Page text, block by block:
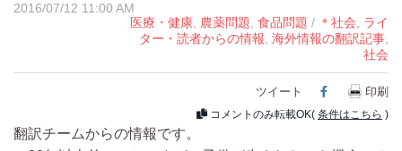
2016/07/12 11:00 AM
医療・健康, 農薬問題, 食品問題 / ＊社会, ライ
ター・読者からの情報, 海外情報の翻訳記事,
社会
ツイート Facebook
印刷
コメントのみ転載OK( 条件はこちら )
翻訳チームからの情報です。